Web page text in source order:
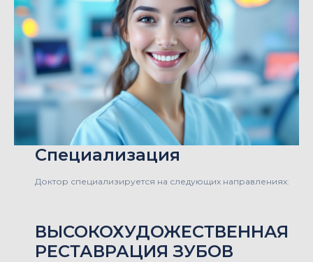
Специализация
Доктор специализируется на следующих направлениях:
ВЫСОКОХУДОЖЕСТВЕННАЯ
РЕСТАВРАЦИЯ ЗУБОВ